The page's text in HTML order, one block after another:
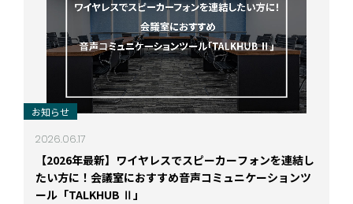
お知らせ
2026.06.17
【2026年最新】ワイヤレスでスピーカーフォンを連結し
たい方に！会議室におすすめ音声コミュニケーションツ
ール「TALKHUB Ⅱ」